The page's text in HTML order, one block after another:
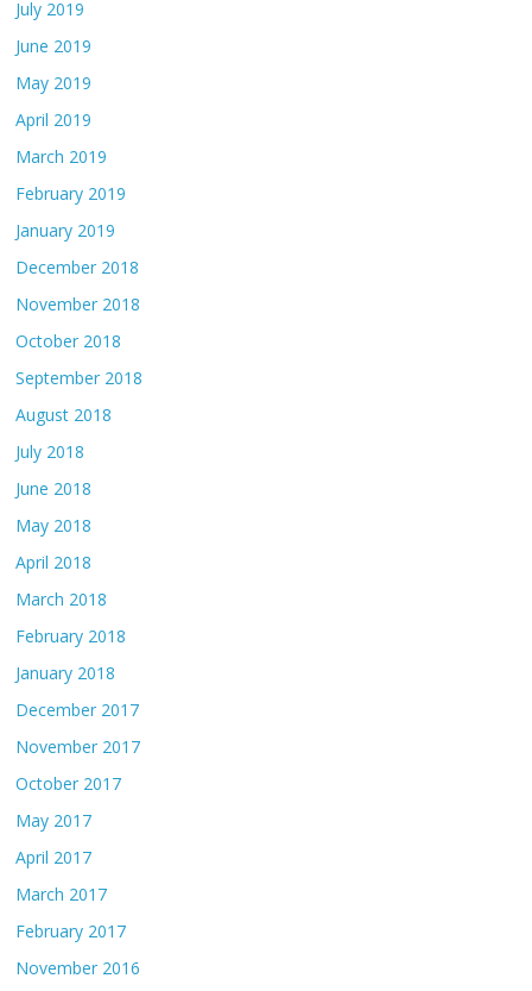
July 2019
June 2019
May 2019
April 2019
March 2019
February 2019
January 2019
December 2018
November 2018
October 2018
September 2018
August 2018
July 2018
June 2018
May 2018
April 2018
March 2018
February 2018
January 2018
December 2017
November 2017
October 2017
May 2017
April 2017
March 2017
February 2017
November 2016